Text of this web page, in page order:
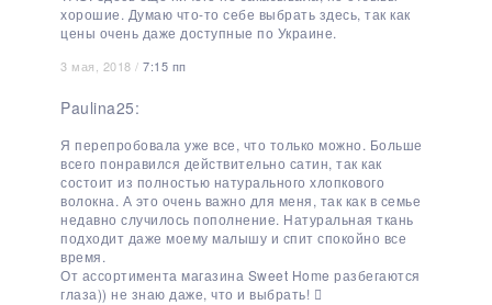
хорошие. Думаю что-то себе выбрать здесь, так как
цены очень даже доступные по Украине.
3 мая, 2018 / 7:15 пп
Paulina25:
Я перепробовала уже все, что только можно. Больше
всего понравился действительно сатин, так как
состоит из полностью натурального хлопкового
волокна. А это очень важно для меня, так как в семье
недавно случилось пополнение. Натуральная ткань
подходит даже моему малышу и спит спокойно все
время.
От ассортимента магазина Sweet Home разбегаются
глаза)) не знаю даже, что и выбрать! 